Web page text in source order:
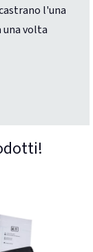
l'una
una volta